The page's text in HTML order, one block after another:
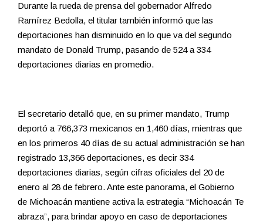
Durante la rueda de prensa del gobernador Alfredo
Ramírez Bedolla, el titular también informó que las
deportaciones han disminuido en lo que va del segundo
mandato de Donald Trump, pasando de 524 a 334
deportaciones diarias en promedio.
El secretario detalló que, en su primer mandato, Trump
deportó a 766,373 mexicanos en 1,460 días, mientras que
en los primeros 40 días de su actual administración se han
registrado 13,366 deportaciones, es decir 334
deportaciones diarias, según cifras oficiales del 20 de
enero al 28 de febrero. Ante este panorama, el Gobierno
de Michoacán mantiene activa la estrategia “Michoacán Te
abraza”, para brindar apoyo en caso de deportaciones